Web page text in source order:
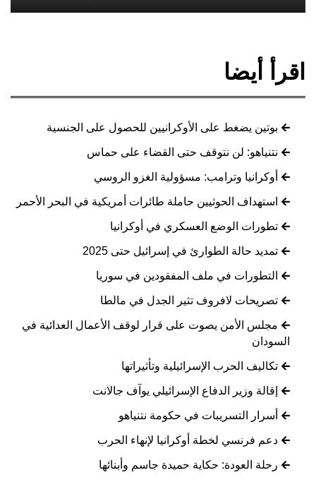
اقرأ أيضا
بوتين يضغط على الأوكرانيين للحصول على الجنسية
نتنياهو: لن نتوقف حتى القضاء على حماس
أوكرانيا وترامب: مسؤولية الغزو الروسي
استهداف الحوثيين حاملة طائرات أمريكية في البحر الأحمر
تطورات الوضع العسكري في أوكرانيا
تمديد حالة الطوارئ في إسرائيل حتى 2025
التطورات في ملف المفقودين في سوريا
تصريحات لافروف تثير الجدل في مالطا
مجلس الأمن يصوت على قرار لوقف الأعمال العدائية في
السودان
تكاليف الحرب الإسرائيلية وتأثيراتها
إقالة وزير الدفاع الإسرائيلي يوآف جالانت
أسرار التسريبات في حكومة نتنياهو
دعم فرنسي لخطة أوكرانيا لإنهاء الحرب
رحلة العودة: حكاية حميدة جاسم وأبنائها